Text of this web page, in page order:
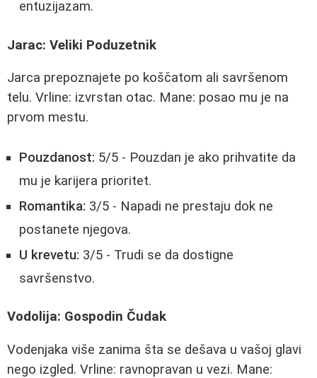
entuzijazam.
Jarac: Veliki Poduzetnik
Jarca prepoznajete po koščatom ali savršenom
telu. Vrline: izvrstan otac. Mane: posao mu je na
prvom mestu.
Pouzdanost: 5/5 - Pouzdan je ako prihvatite da
mu je karijera prioritet.
Romantika: 3/5 - Napadi ne prestaju dok ne
postanete njegova.
U krevetu: 3/5 - Trudi se da dostigne
savršenstvo.
Vodolija: Gospodin Čudak
Vodenjaka više zanima šta se dešava u vašoj glavi
nego izgled. Vrline: ravnopravan u vezi. Mane: